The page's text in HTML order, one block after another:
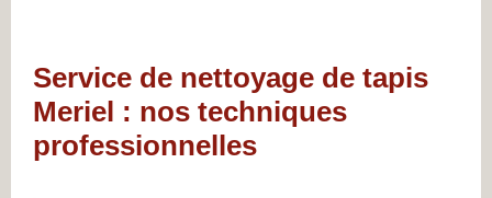
Service de nettoyage de tapis
Meriel : nos techniques
professionnelles